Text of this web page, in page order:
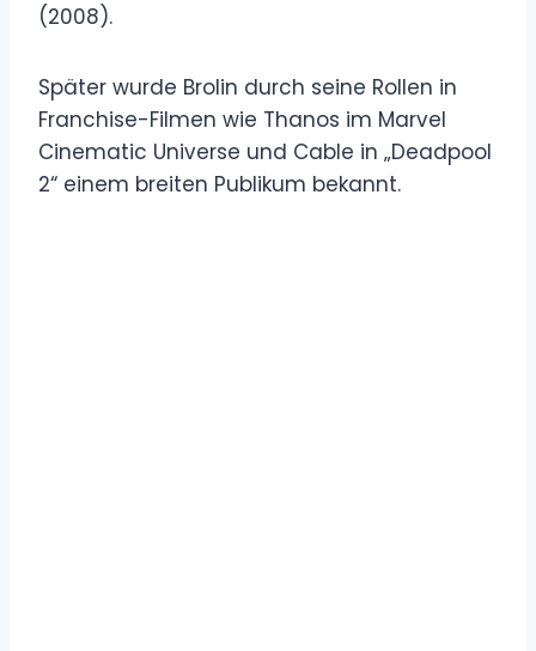
(2008).
Später wurde Brolin durch seine Rollen in
Franchise-Filmen wie Thanos im Marvel
Cinematic Universe und Cable in „Deadpool
2“ einem breiten Publikum bekannt.